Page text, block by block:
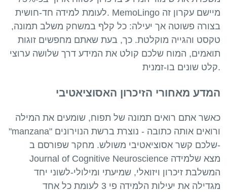
לעומת למידה חד-חושית. MemoLingo מיישם עקרון זה
בצורה פשוטה אך יעילה: כל קלף במשחק משלב תמונה,
טקסט והגייה מוקלטת. כך, בעת שאתם מחפשים זוגות
תואמים, המוח שלכם קולט את המידע דרך שלושה ערוצי
המדע מאחורי הזיכרון האסוציאטיבי
כאשר אתם רואים תמונה של תפוח, שומעים את המילה
"manzana" ורואים אותה כתובה - נוצרת ברשת הנוירונים
שלכם קשר אסוציאטיבי משולש. מחקר שפורסם ב-
Journal of Cognitive Neuroscience מצא שלמידה
המשלבת זיכרון ויזואלי, שמיעתי ומילולי-לשוני יחד
מגדילה את יעילות הלמידה פי 3 לעומת כל אחד